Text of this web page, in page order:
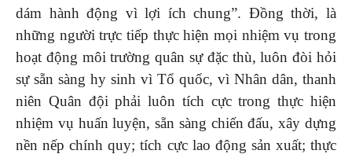
dám hành động vì lợi ích chung”. Đồng thời, là
những người trực tiếp thực hiện mọi nhiệm vụ trong
hoạt động môi trường quân sự đặc thù, luôn đòi hỏi
sự sẵn sàng hy sinh vì Tổ quốc, vì Nhân dân, thanh
niên Quân đội phải luôn tích cực trong thực hiện
nhiệm vụ huấn luyện, sẵn sàng chiến đấu, xây dựng
nền nếp chính quy; tích cực lao động sản xuất; thực